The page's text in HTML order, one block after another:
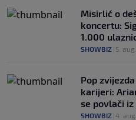
Misirlić o
koncertu:
1.000
SHOWBIZ 5. aug.
Pop
karijeri:
se povlači
SHOWBIZ 4. aug.